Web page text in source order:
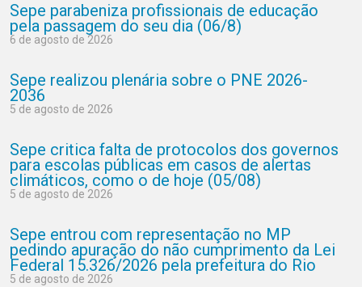
Sepe parabeniza profissionais de educação
pela passagem do seu dia (06/8)
6 de agosto de 2026
Sepe realizou plenária sobre o PNE 2026-
2036
5 de agosto de 2026
Sepe critica falta de protocolos dos governos
para escolas públicas em casos de alertas
climáticos, como o de hoje (05/08)
5 de agosto de 2026
Sepe entrou com representação no MP
pedindo apuração do não cumprimento da Lei
Federal 15.326/2026 pela prefeitura do Rio
5 de agosto de 2026